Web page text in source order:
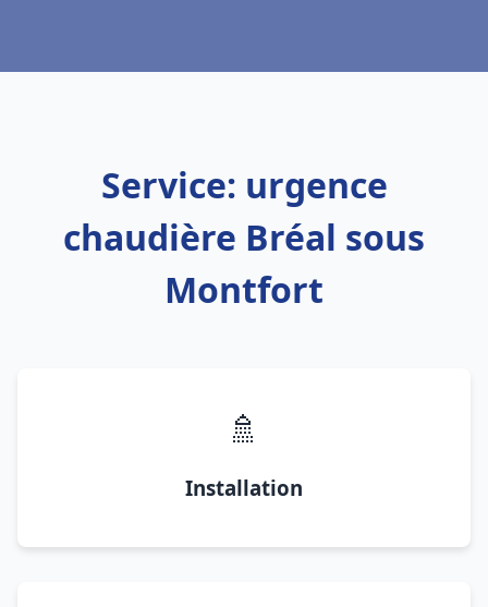
Service: urgence
chaudière Bréal sous
Montfort
🚿
Installation